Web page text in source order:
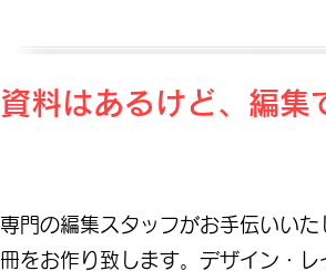
資料はあるけど、編集
専門の編集スタッフがお手伝いい
冊をお作り致します。デザイン・レ